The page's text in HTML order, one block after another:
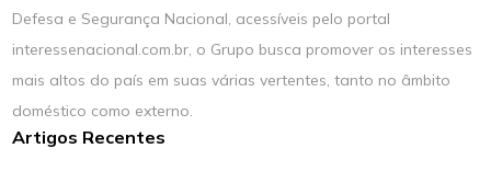
Defesa e Segurança Nacional, acessíveis pelo portal
interessenacional.com.br, o Grupo busca promover os interesses
mais altos do país em suas várias vertentes, tanto no âmbito
doméstico como externo.
Artigos Recentes